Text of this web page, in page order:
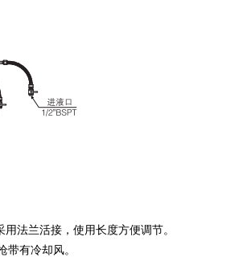
法兰活接，使用长度方便调节。
带有冷却风。